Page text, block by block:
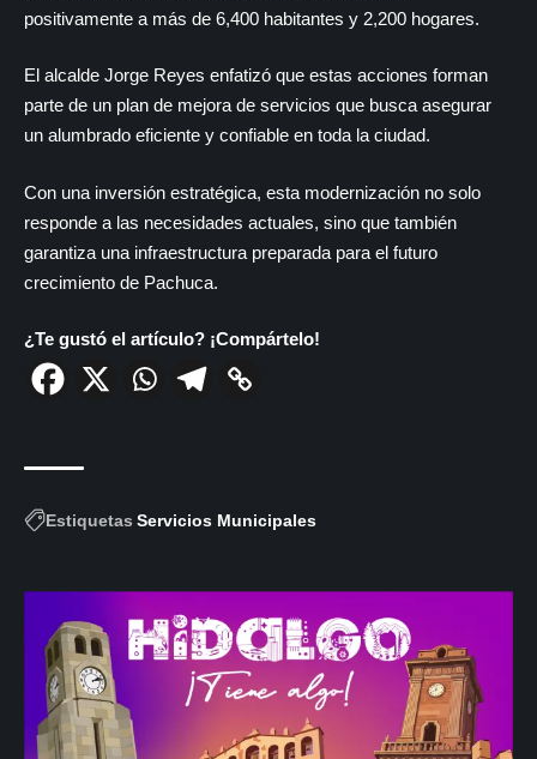
positivamente a más de 6,400 habitantes y 2,200 hogares.
El alcalde Jorge Reyes enfatizó que estas acciones forman
parte de un plan de mejora de servicios que busca asegurar
un alumbrado eficiente y confiable en toda la ciudad.
Con una inversión estratégica, esta modernización no solo
responde a las necesidades actuales, sino que también
garantiza una infraestructura preparada para el futuro
crecimiento de Pachuca.
¿Te gustó el artículo? ¡Compártelo!
Estiquetas Servicios Municipales